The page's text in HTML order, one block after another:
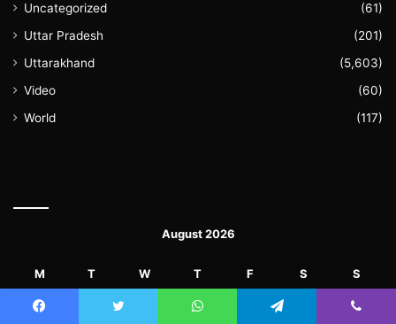
Uncategorized
(61)
Uttar Pradesh
(201)
Uttarakhand
(5,603)
Video
(60)
World
(117)
August 2026
M T W T F S S
2